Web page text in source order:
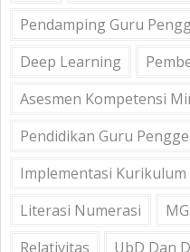
Pendamping Guru
Deep Learning
Asesmen Kompetensi
Pendidikan Guru
Implementasi
Literasi Numerasi
Relativitas
UbD Dan